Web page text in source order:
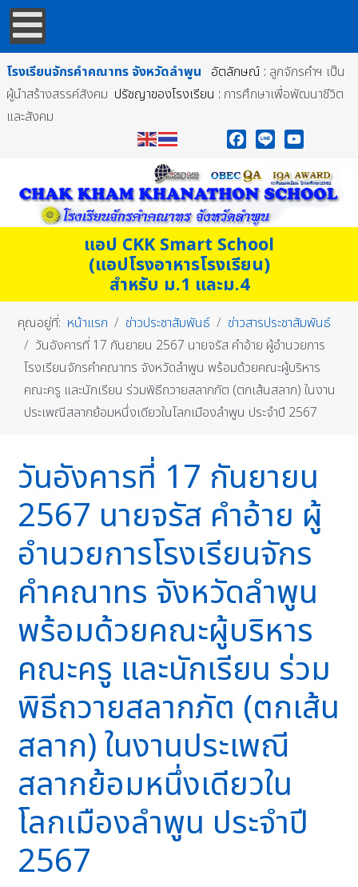
โรงเรียนจักรคำคณาทร จังหวัดลำพูน อัตลักษณ์ : ลูกจักรคำฯ เป็น
ผู้นำสร้างสรรค์สังคม ปรัชญาของโรงเรียน : การศึกษาเพื่อพัฒนาชีวิต
และสังคม
แอป CKK Smart School
(แอปโรงอาหารโรงเรียน)
สำหรับ ม.1 และม.4
คุณอยู่ที่: หน้าแรก ข่าวประชาสัมพันธ์
ข่าวสารประชาสัมพันธ์
วันอังคารที่ 17 กันยายน 2567 นายจรัส คำอ้าย ผู้อำนวยการ
โรงเรียนจักรคำคณาทร จังหวัดลำพูน พร้อมด้วยคณะผู้บริหาร
คณะครู และนักเรียน ร่วมพิธีถวายสลากภัต (ตกเส้นสลาก) ในงาน
ประเพณีสลากย้อมหนึ่งเดียวในโลกเมืองลำพูน ประจำปี 2567
วันอังคารที่ 17 กันยายน
2567 นายจรัส คำอ้าย ผู้
อำนวยการโรงเรียนจักร
คำคณาทร จังหวัดลำพูน
พร้อมด้วยคณะผู้บริหาร
คณะครู และนักเรียน ร่วม
พิธีถวายสลากภัต (ตกเส้น
สลาก) ในงานประเพณี
สลากย้อมหนึ่งเดียวใน
โลกเมืองลำพูน ประจำปี
2567